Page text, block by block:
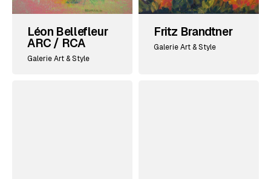
Léon Bellefleur
ARC / RCA
Galerie Art & Style
Fritz Brandtner
Galerie Art & Style